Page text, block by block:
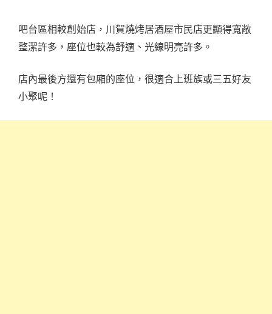
吧台區相較創始店，川賀燒烤居酒屋市民店更顯得寬敞
整潔許多，座位也較為舒適、光線明亮許多。
店內最後方還有包廂的座位，很適合上班族或三五好友
小聚呢！